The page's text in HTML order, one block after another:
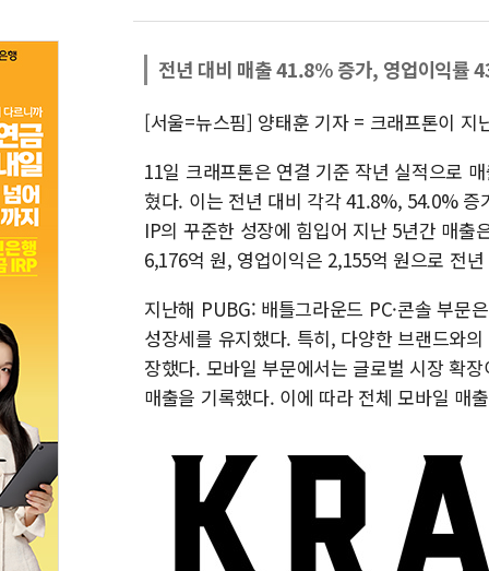
전년 대비 매출 41.8% 증가, 영업이익률
[서울=뉴스핌] 양태훈 기자 = 크래프톤이 지
11일 크래프톤은 연결 기준 작년 실적으로
혔다. 이는 전년 대비 각각 41.8%, 54.0%
IP의 꾸준한 성장에 힘입어 지난 5년간 매
6,176억 원, 영업이익은 2,155억 원으로 전
지난해 PUBG: 배틀그라운드 PC·콘솔 부문
성장세를 유지했다. 특히, 다양한 브랜드와
장했다. 모바일 부문에서는 글로벌 시장 확
매출을 기록했다. 이에 따라 전체 모바일 매